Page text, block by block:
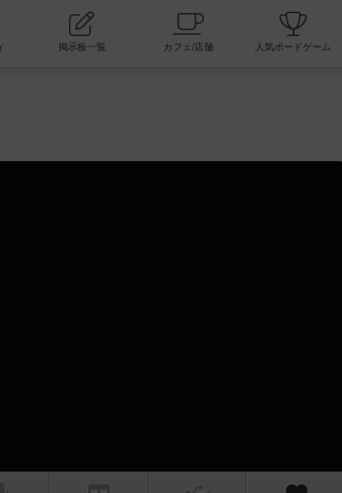
コミュニティ 掲示板一覧 カフェ/店舗